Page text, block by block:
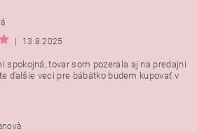
|
13.8.2025
spokojná, tovar som pozerala aj na predajni
ďalšie veci pre bábätko budem kupovať v